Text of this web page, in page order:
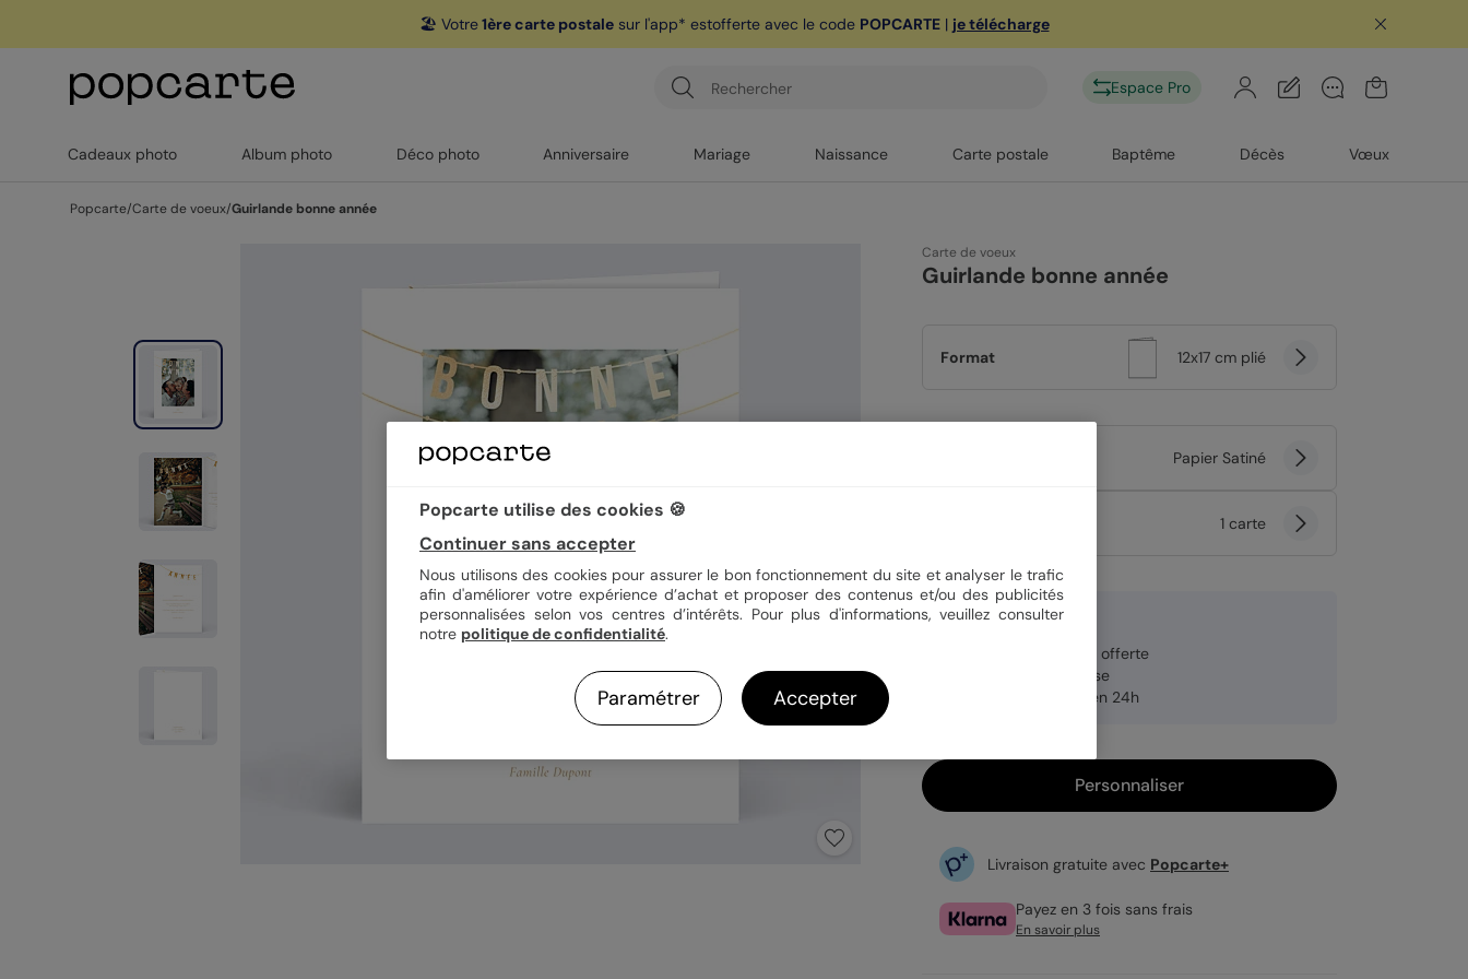
🏖️ Votre1ère carte postalesur l'app* estofferte avec le code POPCARTE| je télécharge
Espace Pro
Cadeaux photo Album photo Déco photo Anniversaire Mariage Naissance Carte postale Baptême Décès Vœux
Popcarte/Carte de voeux/Guirlande bonne année
Carte de voeux
Guirlande bonne année
Format 12x17 cm plié
Papier Satiné
1 carte
3,99 €
Enveloppe blanche offerte
Fabrication française
Expédition rapide en 24h
Personnaliser
Livraison gratuite avec Popcarte+
Payez en 3 fois sans frais
En savoir plus
Popcarte utilise des cookies 🍪
Continuer sans accepter
Nous utilisons des cookies pour assurer le bon fonctionnement du site et analyser le trafic
afin d'améliorer votre expérience d’achat et proposer des contenus et/ou des publicités
personnalisées selon vos centres d’intérêts. Pour plus d'informations, veuillez consulter
notre politique de confidentialité.
Paramétrer Accepter